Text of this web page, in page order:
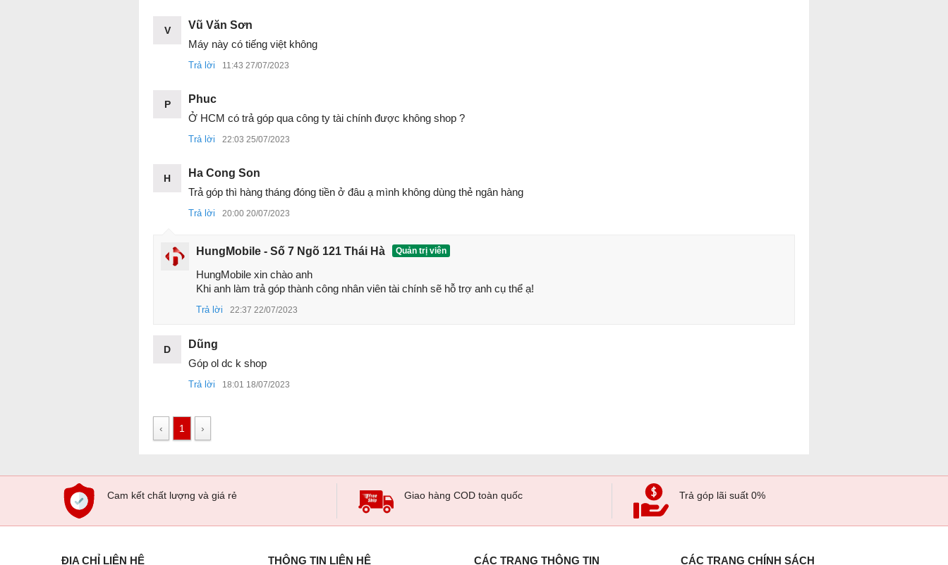
V
Vũ Văn Sơn
Máy này có tiếng việt không
Trả lời 11:43 27/07/2023
P
Phuc
Ở HCM có trả góp qua công ty tài chính được không shop ?
Trả lời 22:03 25/07/2023
H
Ha Cong Son
Trả góp thì hàng tháng đóng tiền ở đâu ạ mình không dùng thẻ ngân hàng
Trả lời 20:00 20/07/2023
HungMobile - Số 7 Ngõ 121 Thái Hà Quản trị viên
HungMobile xin chào anh
Khi anh làm trả góp thành công nhân viên tài chính sẽ hỗ trợ anh cụ thể ạ!
Trả lời 22:37 22/07/2023
D
Dũng
Góp ol dc k shop
Trả lời 18:01 18/07/2023
‹ 1 ›
Cam kết chất lượng và giá rẻ Giao hàng COD toàn quốc Trả góp lãi suất 0%
ĐỊA CHỈ LIÊN HỆ THÔNG TIN LIÊN HỆ CÁC TRANG THÔNG TIN CÁC TRANG CHÍNH SÁCH